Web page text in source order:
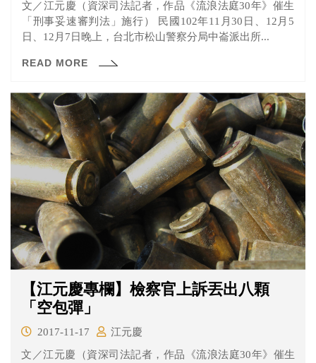
文／江元慶（資深司法記者，作品《流浪法庭30年》催生
「刑事妥速審判法」施行） 民國102年11月30日、12月5
日、12月7日晚上，台北市松山警察分局中崙派出所...
READ MORE
【江元慶專欄】檢察官上訴丟出八顆
「空包彈」
2017-11-17
江元慶
文／江元慶（資深司法記者，作品《流浪法庭30年》催生